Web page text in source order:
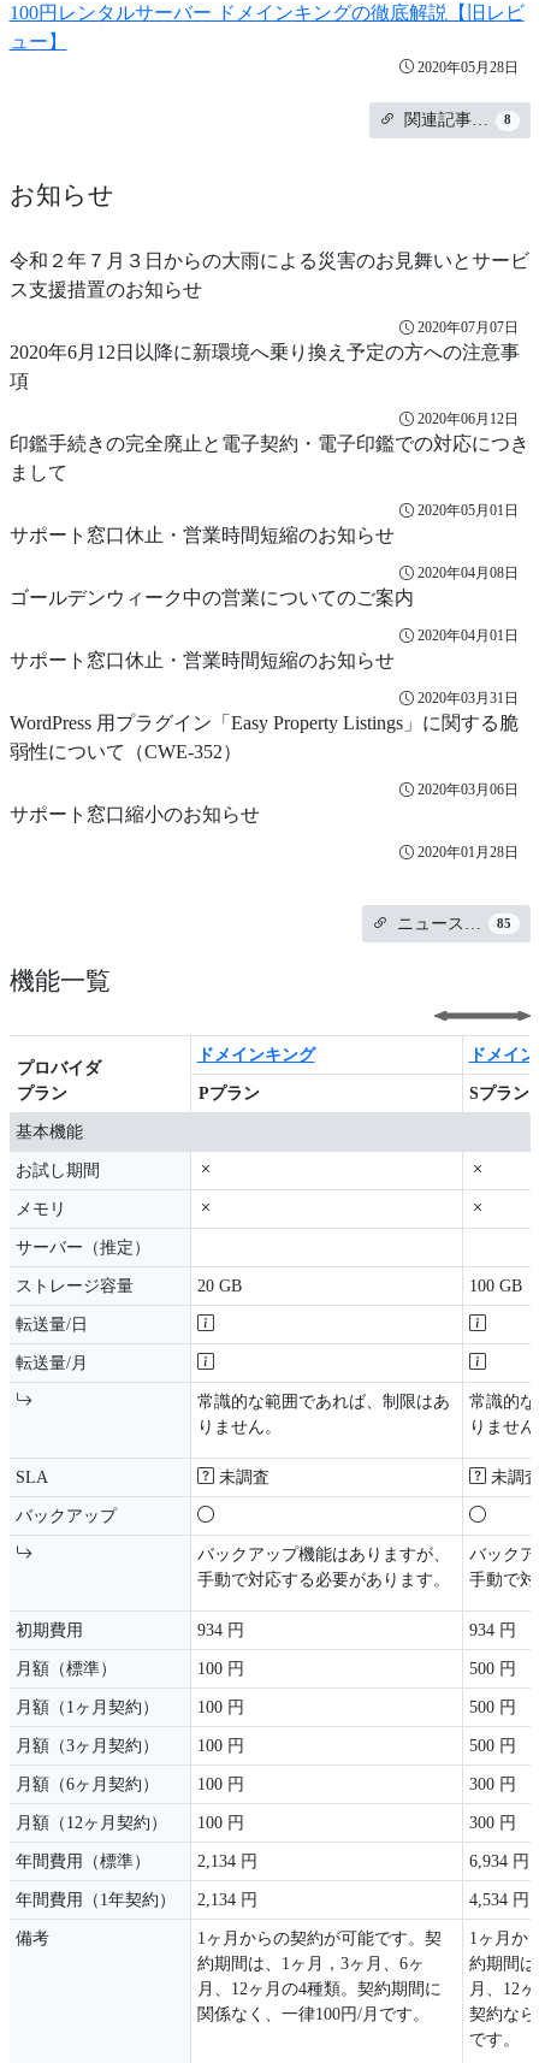
100円レンタルサーバー ドメインキングの徹底解説【旧レビ
ュー】
2020年05月28日
関連記事… 8
お知らせ
令和２年７月３日からの大雨による災害のお見舞いとサービ
ス支援措置のお知らせ
2020年07月07日
2020年6月12日以降に新環境へ乗り換え予定の方への注意事
項
2020年06月12日
印鑑手続きの完全廃止と電子契約・電子印鑑での対応につき
まして
2020年05月01日
サポート窓口休止・営業時間短縮のお知らせ
2020年04月08日
ゴールデンウィーク中の営業についてのご案内
2020年04月01日
サポート窓口休止・営業時間短縮のお知らせ
2020年03月31日
WordPress 用プラグイン「Easy Property Listings」に関する脆
弱性について（CWE-352）
2020年03月06日
サポート窓口縮小のお知らせ
2020年01月28日
ニュース… 85
機能一覧
プロバイダ
プラン
ドメインキング ドメイ
Pプラン
Sプラン
プロバイダ
プラン
基本機能
お試し期間
メモリ
サーバー（推定）
ストレージ容量 20 GB 100 GB
転送量/日
転送量/月
常識的な範囲であれば、制限はあ
りません。
常識的
りませ
SLA 未調査 未調
バックアップ
バックアップ機能はありますが、
手動で対応する必要があります。
バック
手動で
初期費用 934 円 934 円
月額（標準） 100 円 500 円
月額（1ヶ月契約） 100 円 500 円
月額（3ヶ月契約） 100 円 500 円
月額（6ヶ月契約） 100 円 300 円
月額（12ヶ月契約） 100 円 300 円
年間費用（標準） 2,134 円 6,934 円
年間費用（1年契約） 2,134 円 4,534 円
備考
1ヶ月からの契約が可能です。契
約期間は、1ヶ月，3ヶ月、6ヶ
月、12ヶ月の4種類。契約期間に
関係なく、一律100円/月です。
1ヶ月か
約期間
月、12
契約な
です。